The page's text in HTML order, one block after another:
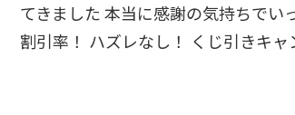
てきました 本当に感謝の気持ちでい
割引率！ ハズレなし！ くじ引きキャ